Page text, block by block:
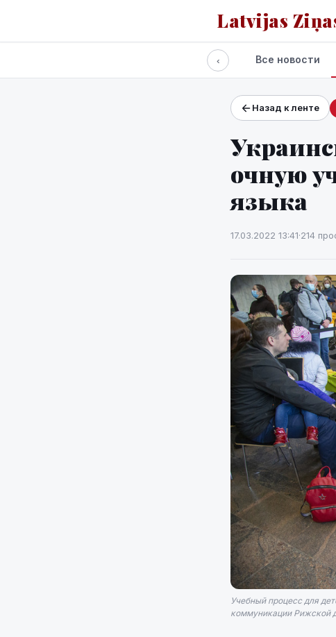
Latvijas
Проекты и сервисы
‹ Все новости
Назад к ленте
очную
языка
17.03.2022 13:41·214
Учебный процесс для
коммуникации Рижской